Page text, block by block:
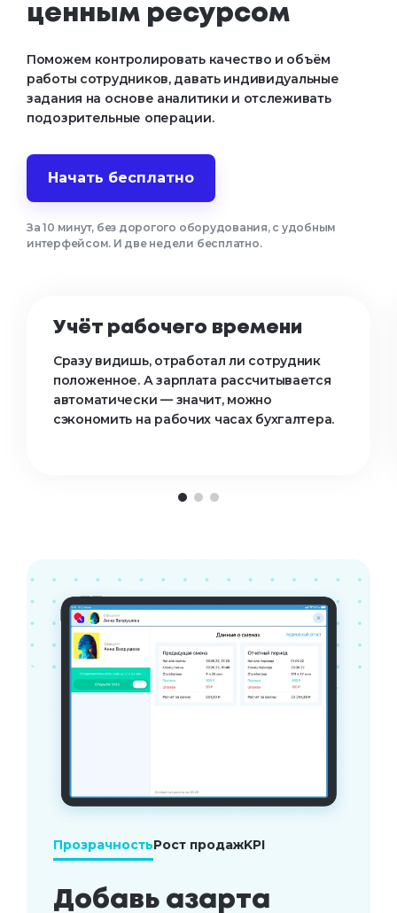
ценным ресурсом
Поможем контролировать качество и объём
работы сотрудников, давать индивидуальные
задания на основе аналитики и отслеживать
подозрительные операции.
Начать бесплатно
За 10 минут, без дорогого оборудования, с удобным
интерфейсом. И две недели бесплатно.
Учёт рабочего времени
Сразу видишь, отработал ли сотрудник
положенное. А зарплата рассчитывается
автоматически — значит, можно
сэкономить на рабочих часах бухгалтера.
ПрозрачностьРост продажKPI
Добавь азарта